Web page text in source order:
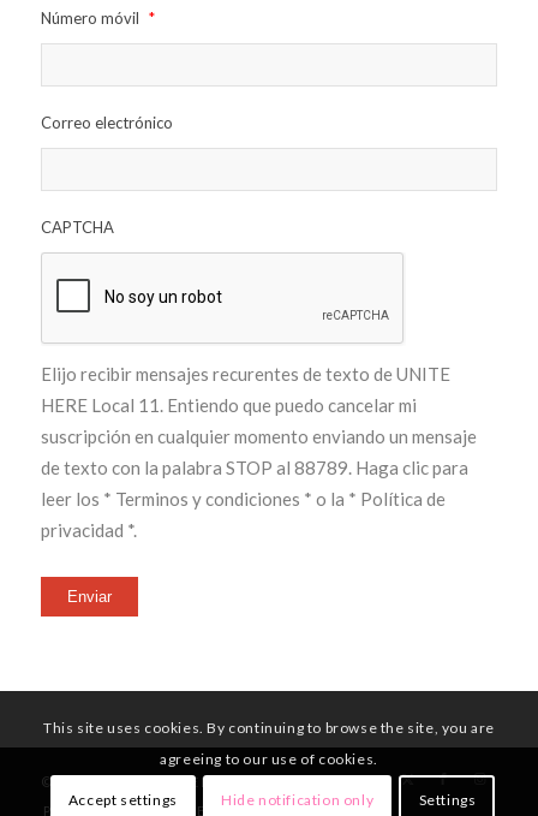
Número móvil *
Correo electrónico
CAPTCHA
Elijo recibir mensajes recurentes de texto de UNITE
HERE Local 11. Entiendo que puedo cancelar mi
suscripción en cualquier momento enviando un mensaje
de texto con la palabra STOP al 88789. Haga clic para
leer los * Terminos y condiciones * o la * Política de
privacidad *.
Enviar
© Copyright - UNITE HERE Local 11
PÁGINA PRINCIPAL
MIEMBROS QUIENES SOMOS
This site uses cookies. By continuing to browse the site, you are
agreeing to our use of cookies.
Accept settings Hide notification only Settings